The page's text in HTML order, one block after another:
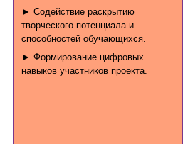
► Содействие раскрытию
творческого потенциала и
способностей обучающихся.
► Формирование цифровых
навыков участников проекта.